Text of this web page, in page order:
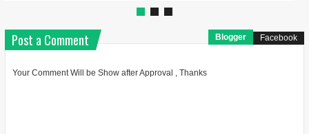
Post a Comment Blogger Facebook
Your Comment Will be Show after Approval , Thanks